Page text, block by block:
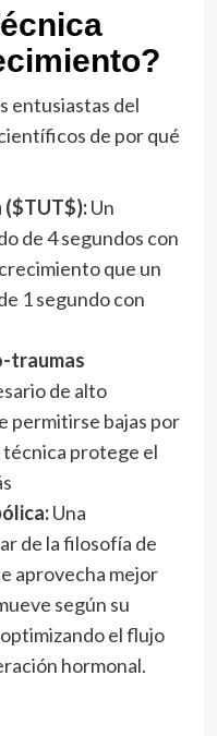
entusiastas del
de por qué
($TUT$):Un
de 4 segundos con
que un
1 segundo con
traumas
de alto
permitirse bajas por
técnica protege el
Una
de la filosofía de
aprovecha mejor
según su
el flujo
hormonal.